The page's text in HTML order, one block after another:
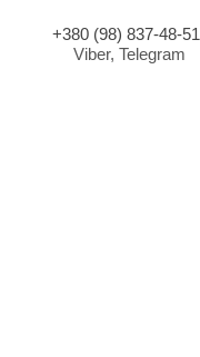
+380 (98) 837-48-51
Viber, Telegram